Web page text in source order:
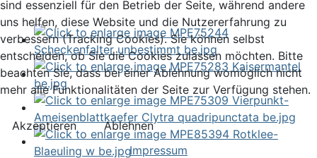
sind essenziell für den Betrieb der Seite, während andere
uns helfen, diese Website und die Nutzererfahrung zu
verbessern (Tracking Cookies). Sie können selbst
entscheiden, ob Sie die Cookies zulassen möchten. Bitte
beachten Sie, dass bei einer Ablehnung womöglich nicht
mehr alle Funktionalitäten der Seite zur Verfügung stehen.
Akzeptieren
Ablehnen
Impressum